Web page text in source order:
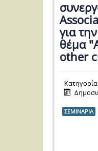
για
θέμα
other
ΣΕΜΙΝΑΡΙΑ